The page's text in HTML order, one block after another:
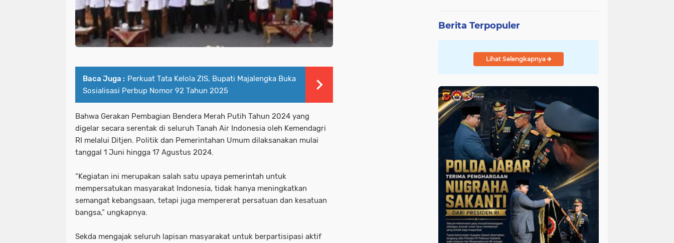
Baca Juga : Perkuat Tata Kelola ZIS, Bupati Majalengka Buka
Sosialisasi Perbup Nomor 92 Tahun 2025
Bahwa Gerakan Pembagian Bendera Merah Putih Tahun 2024 yang
digelar secara serentak di seluruh Tanah Air Indonesia oleh Kemendagri
RI melalui Ditjen. Politik dan Pemerintahan Umum dilaksanakan mulai
tanggal 1 Juni hingga 17 Agustus 2024.
“Kegiatan ini merupakan salah satu upaya pemerintah untuk
mempersatukan masyarakat Indonesia, tidak hanya meningkatkan
semangat kebangsaan, tetapi juga mempererat persatuan dan kesatuan
bangsa,” ungkapnya.
Sekda mengajak seluruh lapisan masyarakat untuk berpartisipasi aktif
Berita Terpopuler
Lihat Selengkapnya